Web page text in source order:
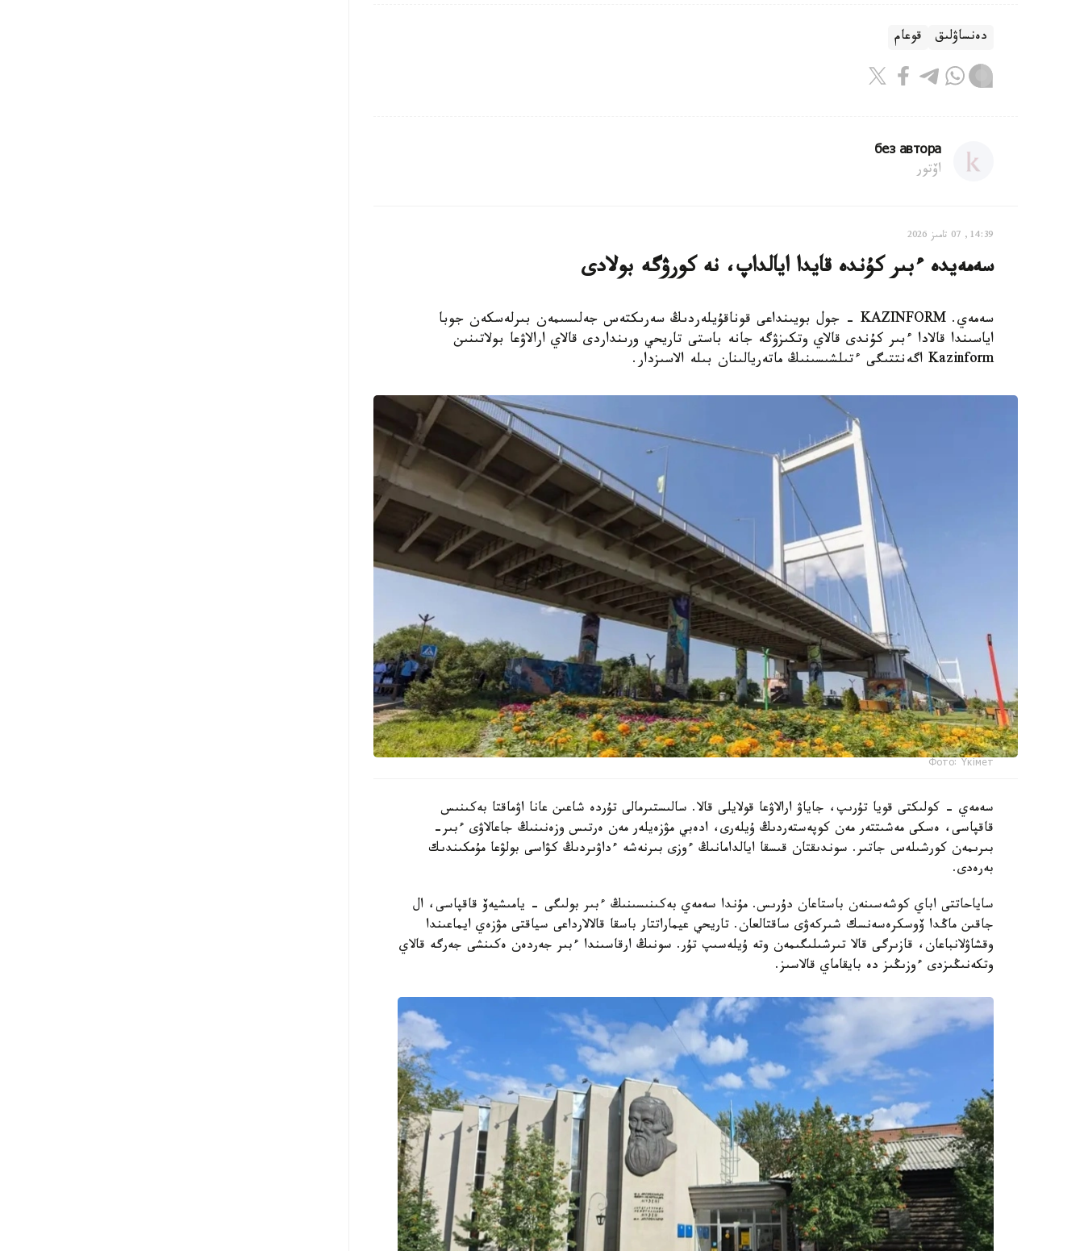
دەنساۋلىق قوعام
без автора
اۆتور
14:39, 07 تامىز 2026
سەمەيدە ءبىر كۇندە قايدا ايالداپ، نە كورۋگە بولادى
سەمەي. KAZINFORM - جول بويىنداعى قوناقۇيلەردىڭ سەرىكتەس جەلىسىمەن بىرلەسكەن جوبا
اياسىندا قالادا ءبىر كۇندى قالاي وتكىزۋگە جانە باستى تاريحي ورىنداردى قالاي ارالاۋعا بولاتىنىن
Kazinform اگەنتتىگى ءتىلشىسىنىڭ ماتەريالىنان بىلە الاسىزدار.
Фото: Үкімет
سەمەي - كولىكتى قويا تۇرىپ، جاياۋ ارالاۋعا قولايلى قالا. سالىستىرمالى تۇردە شاعىن عانا اۋماقتا بەكىنىس
قاقپاسى، ەسكى مەشىتتەر مەن كوپەستەردىڭ ۇيلەرى، ادەبي مۋزەيلەر مەن ەرتىس وزەنىنىڭ جاعالاۋى ءبىر-
بىرىمەن كورشىلەس جاتىر. سوندىقتان قىسقا ايالدامانىڭ ءوزى بىرنەشە ءداۋىردىڭ كۋاسى بولۋعا مۇمكىندىك
بەرەدى.
ساياحاتتى اباي كوشەسىنەن باستاعان دۇرىس. مۇندا سەمەي بەكىنىسىنىڭ ءبىر بولىگى - يامىشيەۆ قاقپاسى، ال
جاقىن ماڭدا ۆوسكرەسەنسك شىركەۋى ساقتالعان. تاريحي عيماراتتار باسقا قالالارداعى سياقتى مۋزەي ايماعىندا
وقشاۋلانباعان، قازىرگى قالا تىرشىلىگىمەن وتە ۇيلەسىپ تۇر. سونىڭ ارقاسىندا ءبىر جەردەن ەكىنشى جەرگە قالاي
وتكەنىڭىزدى ءوزىڭىز دە بايقاماي قالاسىز.